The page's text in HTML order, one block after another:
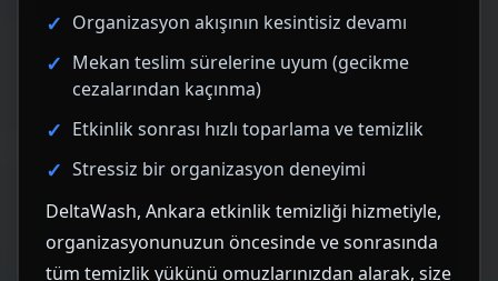
Organizasyon akışının kesintisiz devamı
Mekan teslim sürelerine uyum (gecikme
cezalarından kaçınma)
Etkinlik sonrası hızlı toparlama ve temizlik
Stressiz bir organizasyon deneyimi
DeltaWash, Ankara etkinlik temizliği hizmetiyle,
organizasyonunuzun öncesinde ve sonrasında
tüm temizlik yükünü omuzlarınızdan alarak, size